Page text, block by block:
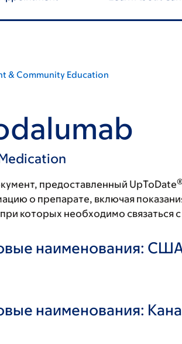
& Community Education
предоставленный UpToDate
о препарате, включая
которых необходимо связаться
наименования:
наименования: